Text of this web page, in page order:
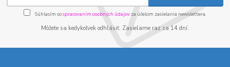
Súhlasím sospracovaním osobných údajov za účelom zasielania newslettera.
Môžete sa kedykoľvek odhlásiť. Zasielame raz za 14 dní.